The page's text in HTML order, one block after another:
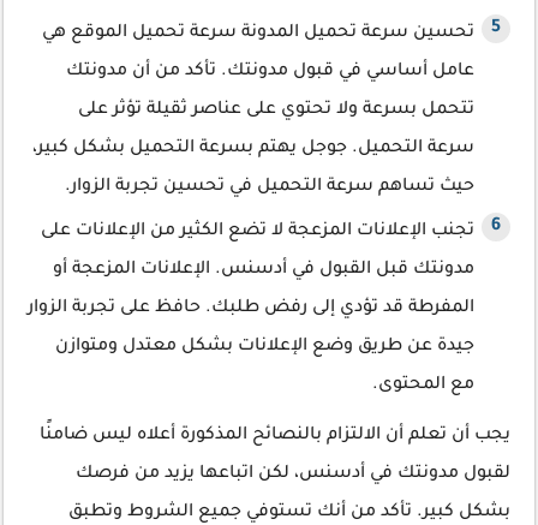
تحسين سرعة تحميل المدونة سرعة تحميل الموقع هي
عامل أساسي في قبول مدونتك. تأكد من أن مدونتك
تتحمل بسرعة ولا تحتوي على عناصر ثقيلة تؤثر على
سرعة التحميل. جوجل يهتم بسرعة التحميل بشكل كبير،
حيث تساهم سرعة التحميل في تحسين تجربة الزوار.
تجنب الإعلانات المزعجة لا تضع الكثير من الإعلانات على
مدونتك قبل القبول في أدسنس. الإعلانات المزعجة أو
المفرطة قد تؤدي إلى رفض طلبك. حافظ على تجربة الزوار
جيدة عن طريق وضع الإعلانات بشكل معتدل ومتوازن
مع المحتوى.
يجب أن تعلم أن الالتزام بالنصائح المذكورة أعلاه ليس ضامنًا
لقبول مدونتك في أدسنس، لكن اتباعها يزيد من فرصك
بشكل كبير. تأكد من أنك تستوفي جميع الشروط وتطبق